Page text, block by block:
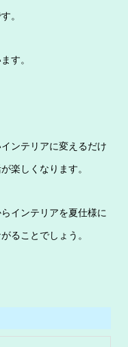
。
す。
ンテリアに変えるだけ
楽しくなります。
インテリアを夏仕様に
ることでしょう。